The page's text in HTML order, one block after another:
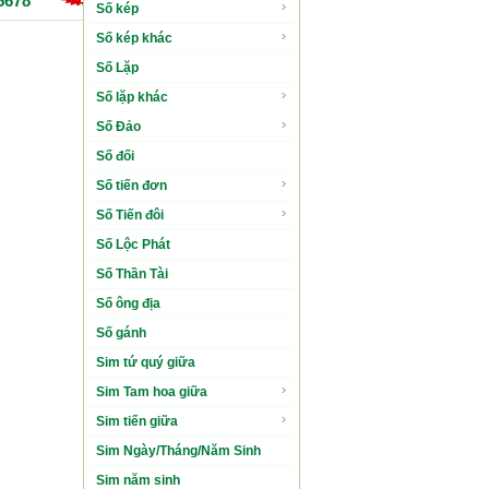
Số kép
Số kép khác
Số Lặp
Số lặp khác
Số Đảo
Số đối
Số tiến đơn
Số Tiến đôi
Số Lộc Phát
Số Thần Tài
Số ông địa
Số gánh
Sim tứ quý giữa
Sim Tam hoa giữa
Sim tiến giữa
Sim Ngày/Tháng/Năm Sinh
Sim năm sinh